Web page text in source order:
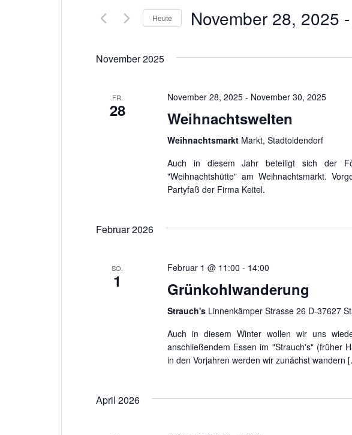
Navigation
Veranstaltungen
Heute November 28, 2025 -
November 2025
FR.
28
November 28, 2025 - November 30, 2025
Weihnachtswelten
Weihnachtsmarkt Markt, Stadtoldendorf
Auch in diesem Jahr beteiligt sich der
"Weihnachtshütte" am Weihnachtsmarkt.
Partyfaß der Firma Keitel.
Februar 2026
SO.
1
Februar 1 @ 11:00 - 14:00
Grünkohlwanderung
Strauch's Linnenkämper Strasse 26 D-37627
Auch in diesem Winter wollen wir uns
anschließendem Essen im "Strauch's" (früher
in den Vorjahren werden wir zunächst wandern
April 2026